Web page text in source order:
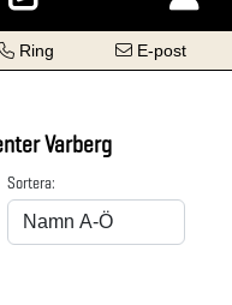
Ring E-post
Varberg
Sortera: